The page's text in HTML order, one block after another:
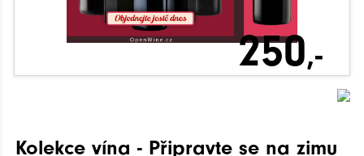
250,-
Kolekce vína - Připravte se na zimu